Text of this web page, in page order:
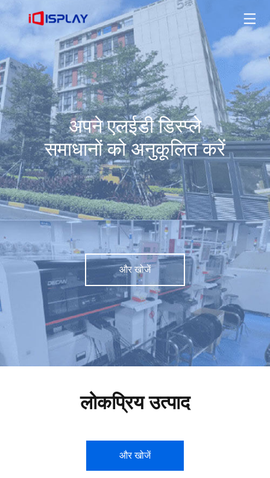
अपने एलईडी डिस्प्ले
समाधानों को अनुकूलित करें
और खोजें
अपने एलईडी डिस्प्ले समाधानों को अनुकूलित करें
और खोजें
लोकप्रिय उत्पाद
और खोजें